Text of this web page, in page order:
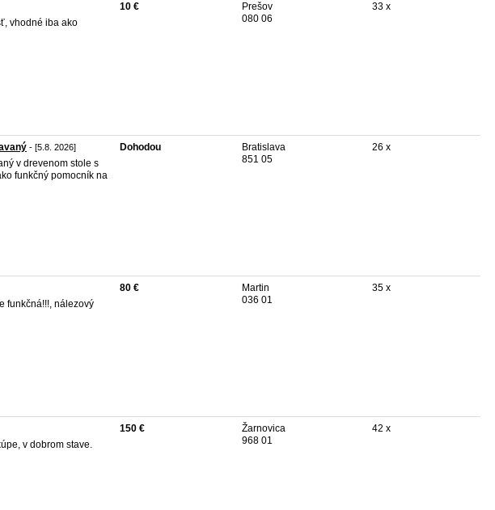
vhodné iba ako
10 €
Prešov
080 06
33 x
- [5.8. 2026]
v drevenom stole s
funkčný pomocník na
Dohodou
Bratislava
851 05
26 x
funkčná!!!, nálezový
80 €
Martin
036 01
35 x
v dobrom stave.
150 €
Žarnovica
968 01
42 x